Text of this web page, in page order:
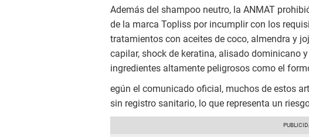
Además del shampoo neutro, la ANMAT
de la marca Topliss por incumplir con los
tratamientos con aceites de coco, almendra y
capilar, shock de keratina, alisado dominicano
ingredientes altamente peligrosos como el
egún el comunicado oficial, muchos de estos
sin registro sanitario, lo que representa un